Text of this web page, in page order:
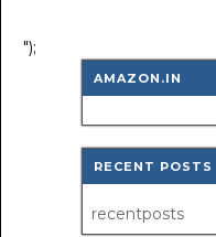
");
AMAZON.IN
RECENT POSTS
recentposts